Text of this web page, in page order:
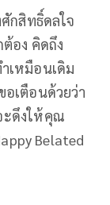
กสิทธิ์ดลใจ
อง คิดถึง
เหมือนเดิม
เตือนด้วยว่า
ะดึงให้คุณ
Belated